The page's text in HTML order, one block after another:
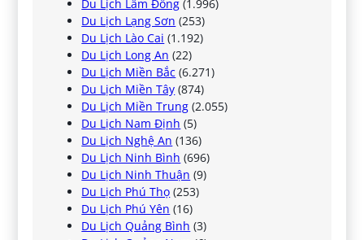
Du Lịch Lâm Đồng (1.996)
Du Lịch Lạng Sơn (253)
Du Lịch Lào Cai (1.192)
Du Lịch Long An (22)
Du Lịch Miền Bắc (6.271)
Du Lịch Miền Tây (874)
Du Lịch Miền Trung (2.055)
Du Lịch Nam Định (5)
Du Lịch Nghệ An (136)
Du Lịch Ninh Bình (696)
Du Lịch Ninh Thuận (9)
Du Lịch Phú Thọ (253)
Du Lịch Phú Yên (16)
Du Lịch Quảng Bình (3)